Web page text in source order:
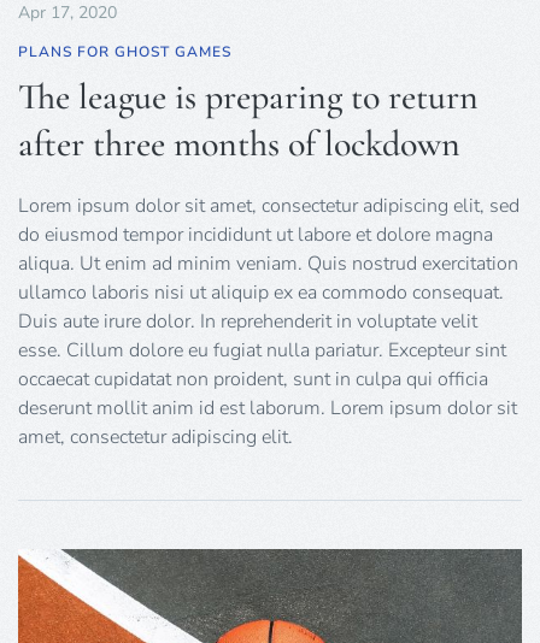
Apr 17, 2020
PLANS FOR GHOST GAMES
The league is preparing to return
after three months of lockdown
Lorem ipsum dolor sit amet, consectetur adipiscing elit, sed
do eiusmod tempor incididunt ut labore et dolore magna
aliqua. Ut enim ad minim veniam. Quis nostrud exercitation
ullamco laboris nisi ut aliquip ex ea commodo consequat.
Duis aute irure dolor. In reprehenderit in voluptate velit
esse. Cillum dolore eu fugiat nulla pariatur. Excepteur sint
occaecat cupidatat non proident, sunt in culpa qui officia
deserunt mollit anim id est laborum. Lorem ipsum dolor sit
amet, consectetur adipiscing elit.